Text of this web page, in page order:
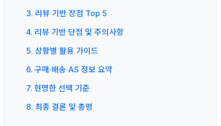
3. 리뷰 기반 장점 Top 5
4. 리뷰 기반 단점 및 주의사항
5. 상황별 활용 가이드
6. 구매·배송·AS 정보 요약
7. 현명한 선택 기준
8. 최종 결론 및 총평